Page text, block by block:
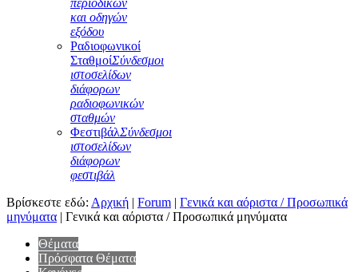
περιοδικών
και οδηγών
εξόδου
Ραδιοφωνικοί
ΣταθμοίΣύνδεσμοι
ιστοσελίδων
διάφορων
ραδιοφωνικών
σταθμών
ΦεστιβάλΣύνδεσμοι
ιστοσελίδων
διάφορων
φεστιβάλ
Βρίσκεστε εδώ: Αρχική | Forum | Γενικά και αόριστα / Προσωπικά
μηνύματα | Γενικά και αόριστα / Προσωπικά μηνύματα
Θέματα
Πρόσφατα Θέματα